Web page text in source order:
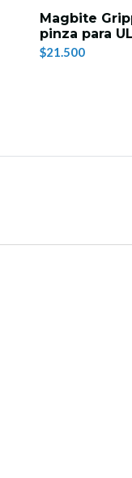
Magbite
pinza para UL
$21.500